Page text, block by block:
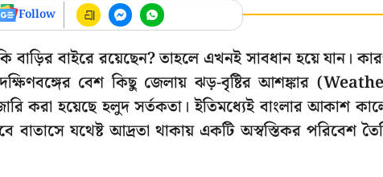
Follow
বাড়ির বাইরে রয়েছেন? তাহলে এখনই সাবধান হয়ে যান।
বেশ কিছু জেলায় ঝড়-বৃষ্টির আশঙ্কার
করা হয়েছে হলুদ সর্তকতা। ইতিমধ্যেই বাংলার আকাশ
বাতাসে যথেষ্ট আদ্রতা থাকায় একটি অস্বস্তিকর পরিবেশ